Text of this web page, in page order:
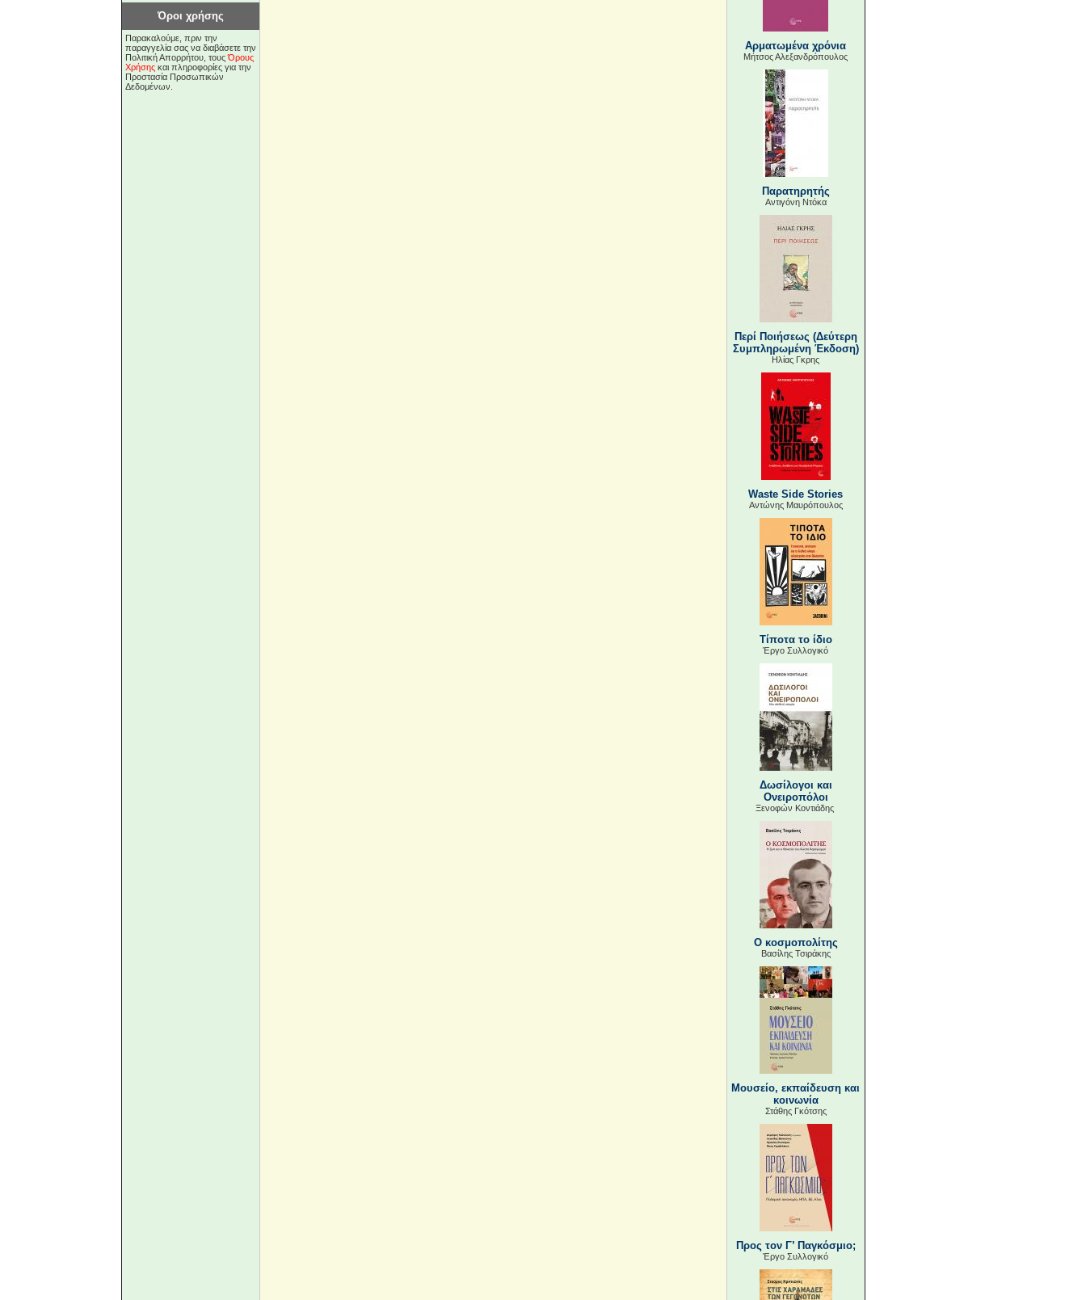
Όροι χρήσης
Παρακαλούμε, πριν την
παραγγελία σας να διαβάσετε την
Πολιτική Απορρήτου, τουςΌρους
Χρήσηςκαι πληροφορίες για την
Προστασία Προσωπικών
Δεδομένων.
Αρματωμένα χρόνια
Μήτσος Αλεξανδρόπουλος
Παρατηρητής
Αντιγόνη Ντόκα
Περί Ποιήσεως (Δεύτερη
Συμπληρωμένη Έκδοση)
Ηλίας Γκρης
Waste Side Stories
Αντώνης Μαυρόπουλος
Τίποτα το ίδιο
Έργο Συλλογικό
Δωσίλογοι και
Ονειροπόλοι
Ξενοφών Κοντιάδης
Ο κοσμοπολίτης
Βασίλης Τσιράκης
Μουσείο, εκπαίδευση και
κοινωνία
Στάθης Γκότσης
Προς τον Γ’ Παγκόσμιο;
Έργο Συλλογικό